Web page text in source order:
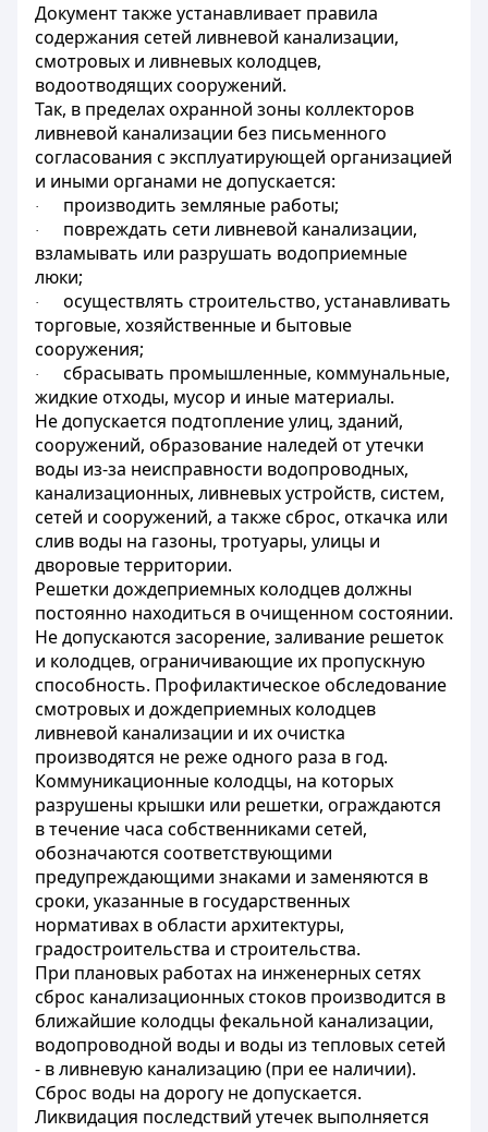
Документ также устанавливает правила
содержания сетей ливневой канализации,
смотровых и ливневых колодцев,
водоотводящих сооружений.
Так, в пределах охранной зоны коллекторов
ливневой канализации без письменного
согласования с эксплуатирующей организацией
и иными органами не допускается:
· производить земляные работы;
·
повреждать сети ливневой канализации,
взламывать или разрушать водоприемные
люки;
·
осуществлять строительство, устанавливать
торговые, хозяйственные и бытовые
сооружения;
·
сбрасывать промышленные, коммунальные,
жидкие отходы, мусор и иные материалы.
Не допускается подтопление улиц, зданий,
сооружений, образование наледей от утечки
воды из-за неисправности водопроводных,
канализационных, ливневых устройств, систем,
сетей и сооружений, а также сброс, откачка или
слив воды на газоны, тротуары, улицы и
дворовые территории.
Решетки дождеприемных колодцев должны
постоянно находиться в очищенном состоянии.
Не допускаются засорение, заливание решеток
и колодцев, ограничивающие их пропускную
способность. Профилактическое обследование
смотровых и дождеприемных колодцев
ливневой канализации и их очистка
производятся не реже одного раза в год.
Коммуникационные колодцы, на которых
разрушены крышки или решетки, ограждаются
в течение часа собственниками сетей,
обозначаются соответствующими
предупреждающими знаками и заменяются в
сроки, указанные в государственных
нормативах в области архитектуры,
градостроительства и строительства.
При плановых работах на инженерных сетях
сброс канализационных стоков производится в
ближайшие колодцы фекальной канализации,
водопроводной воды и воды из тепловых сетей
- в ливневую канализацию (при ее наличии).
Сброс воды на дорогу не допускается.
Ликвидация последствий утечек выполняется